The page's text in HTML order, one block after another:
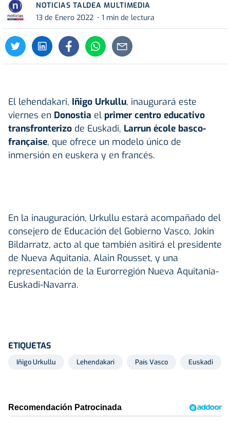
NOTICIAS TALDEA MULTIMEDIA
13 de Enero 2022
1 min de lectura
El lehendakari, Iñigo Urkullu, inaugurará este
viernes en Donostia el primer centro educativo
transfronterizo de Euskadi, Larrun école basco-
française, que ofrece un modelo único de
inmersión en euskera y en francés.
En la inauguración, Urkullu estará acompañado del
consejero de Educación del Gobierno Vasco, Jokin
Bildarratz, acto al que también asitirá el presidente
de Nueva Aquitania, Alain Rousset, y una
representación de la Eurorregión Nueva Aquitania-
Euskadi-Navarra.
ETIQUETAS
Iñigo Urkullu Lehendakari País Vasco Euskadi